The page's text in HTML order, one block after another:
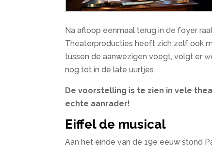
Na afloop eenmaal terug in de foyer
Theaterproducties heeft zich zelf ook
tussen de aanwezigen voegt, volgt er
nog tot in de late uurtjes.
De voorstelling is te zien in vele
echte aanrader!
Eiffel de musical
Aan het einde van de 19e eeuw stond